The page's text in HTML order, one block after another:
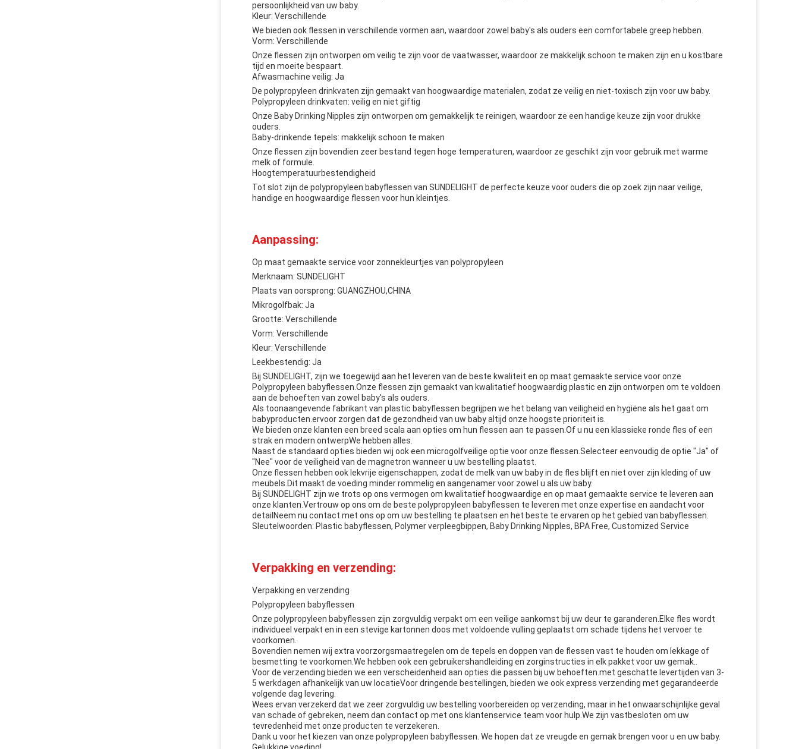
persoonlijkheid van uw baby.
Kleur: Verschillende
We bieden ook flessen in verschillende vormen aan, waardoor zowel baby's als ouders een comfortabele greep hebben.
Vorm: Verschillende
Onze flessen zijn ontworpen om veilig te zijn voor de vaatwasser, waardoor ze makkelijk schoon te maken zijn en u kostbare
tijd en moeite bespaart.
Afwasmachine veilig: Ja
De polypropyleen drinkvaten zijn gemaakt van hoogwaardige materialen, zodat ze veilig en niet-toxisch zijn voor uw baby.
Polypropyleen drinkvaten: veilig en niet giftig
Onze Baby Drinking Nipples zijn ontworpen om gemakkelijk te reinigen, waardoor ze een handige keuze zijn voor drukke
ouders.
Baby-drinkende tepels: makkelijk schoon te maken
Onze flessen zijn bovendien zeer bestand tegen hoge temperaturen, waardoor ze geschikt zijn voor gebruik met warme
melk of formule.
Hoogtemperatuurbestendigheid
Tot slot zijn de polypropyleen babyflessen van SUNDELIGHT de perfecte keuze voor ouders die op zoek zijn naar veilige,
handige en hoogwaardige flessen voor hun kleintjes.
Aanpassing:
Op maat gemaakte service voor zonnekleurtjes van polypropyleen
Merknaam: SUNDELIGHT
Plaats van oorsprong: GUANGZHOU,CHINA
Mikrogolfbak: Ja
Grootte: Verschillende
Vorm: Verschillende
Kleur: Verschillende
Leekbestendig: Ja
Bij SUNDELIGHT, zijn we toegewijd aan het leveren van de beste kwaliteit en op maat gemaakte service voor onze
Polypropyleen babyflessen.Onze flessen zijn gemaakt van kwalitatief hoogwaardig plastic en zijn ontworpen om te voldoen
aan de behoeften van zowel baby's als ouders.
Als toonaangevende fabrikant van plastic babyflessen begrijpen we het belang van veiligheid en hygiëne als het gaat om
babyproducten.ervoor zorgen dat de gezondheid van uw baby altijd onze hoogste prioriteit is.
We bieden onze klanten een breed scala aan opties om hun flessen aan te passen.Of u nu een klassieke ronde fles of een
strak en modern ontwerpWe hebben alles.
Naast de standaard opties bieden wij ook een microgolfveilige optie voor onze flessen.Selecteer eenvoudig de optie "Ja" of
"Nee" voor de veiligheid van de magnetron wanneer u uw bestelling plaatst.
Onze flessen hebben ook lekvrije eigenschappen, zodat de melk van uw baby in de fles blijft en niet over zijn kleding of uw
meubels.Dit maakt de voeding minder rommelig en aangenamer voor zowel u als uw baby.
Bij SUNDELIGHT zijn we trots op ons vermogen om kwalitatief hoogwaardige en op maat gemaakte service te leveren aan
onze klanten.Vertrouw op ons om de beste polypropyleen babyflessen te leveren met onze expertise en aandacht voor
detailNeem nu contact met ons op om uw bestelling te plaatsen en het beste te ervaren op het gebied van babyflessen.
Sleutelwoorden: Plastic babyflessen, Polymer verpleegbippen, Baby Drinking Nipples, BPA Free, Customized Service
Verpakking en verzending:
Verpakking en verzending
Polypropyleen babyflessen
Onze polypropyleen babyflessen zijn zorgvuldig verpakt om een veilige aankomst bij uw deur te garanderen.Elke fles wordt
individueel verpakt en in een stevige kartonnen doos met voldoende vulling geplaatst om schade tijdens het vervoer te
voorkomen.
Bovendien nemen wij extra voorzorgsmaatregelen om de tepels en doppen van de flessen vast te houden om lekkage of
besmetting te voorkomen.We hebben ook een gebruikershandleiding en zorginstructies in elk pakket voor uw gemak..
Voor de verzending bieden we een verscheidenheid aan opties die passen bij uw behoeften.met geschatte levertijden van 3-
5 werkdagen afhankelijk van uw locatieVoor dringende bestellingen, bieden we ook express verzending met gegarandeerde
volgende dag levering.
Wees ervan verzekerd dat we zeer zorgvuldig uw bestelling voorbereiden op verzending, maar in het onwaarschijnlijke geval
van schade of gebreken, neem dan contact op met ons klantenservice team voor hulp.We zijn vastbesloten om uw
tevredenheid met onze producten te verzekeren.
Dank u voor het kiezen van onze polypropyleen babyflessen. We hopen dat ze vreugde en gemak brengen voor u en uw baby.